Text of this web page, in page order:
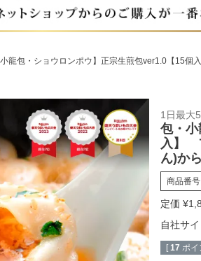
小龍包・ショウロンポウ】正宗生煎包ver1.0【15
1日最大
包・
入】
ん)か
商品番号
定価 ¥
自社サ
[ 17 ポイ